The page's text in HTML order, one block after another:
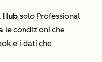
Hub solo Professional
le condizioni che
e i dati che